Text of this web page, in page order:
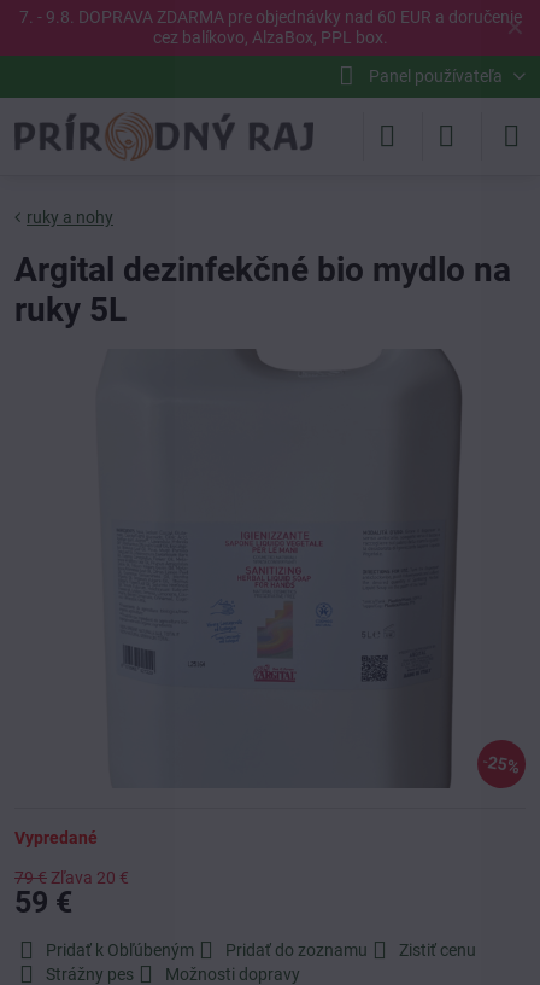
✕
7. - 9.8. DOPRAVA ZDARMA pre objednávky nad 60 EUR a doručenie
cez balíkovo, AlzaBox, PPL box.
Panel používateľa
25%
ruky a nohy
Argital dezinfekčné bio mydlo na
ruky 5L
Vypredané
79 € Zľava 20 €
59 €
Pridať k Obľúbeným Pridať do zoznamu
Zistiť cenu
Strážny pes
Možnosti dopravy